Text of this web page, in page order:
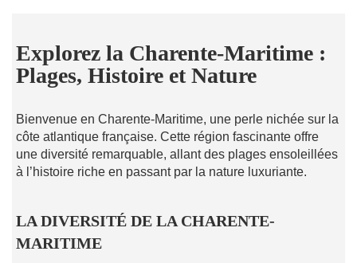
Explorez la Charente-Maritime :
Plages, Histoire et Nature
Bienvenue en Charente-Maritime, une perle nichée sur la
côte atlantique française. Cette région fascinante offre
une diversité remarquable, allant des plages ensoleillées
à l’histoire riche en passant par la nature luxuriante.
LA DIVERSITÉ DE LA CHARENTE-
MARITIME